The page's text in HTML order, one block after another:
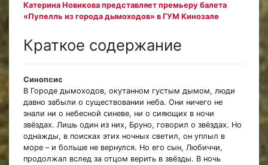
Катерина Новикова представляет премьеру балета
«Пупелль из города дымоходов» в ГУМ Кинозале
Краткое содержание
Синопсис
В Городе дымоходов, окутанном густым дымом, люди
давно забыли о существовании неба. Они ничего не
знали ни о небесной синеве, ни о сияющих в ночи
звёздах. Лишь один из них, Бруно, говорил о звёздах. Но
однажды, в поисках этих ночных светил, он уплыл в
море – и больше не вернулся. Но его сын, Любиччи,
продолжал вслед за отцом верить в звёзды. В ночь